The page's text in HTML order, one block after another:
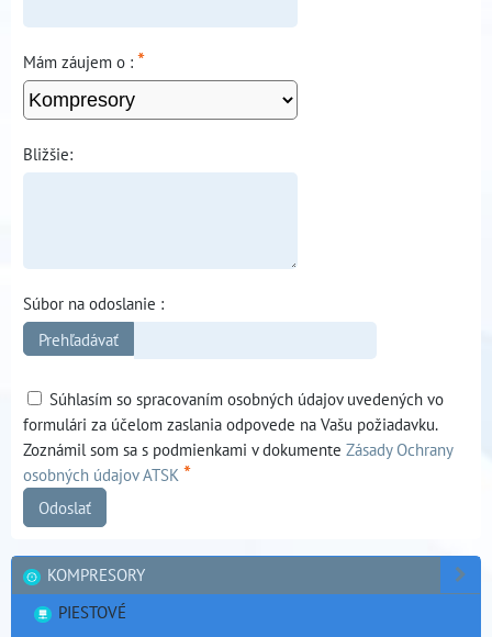
Mám záujem o : *
Bližšie:
Súbor na odoslanie :
Súhlasím so spracovaním osobných údajov uvedených vo
formulári za účelom zaslania odpovede na Vašu požiadavku.
Zoznámil som sa s podmienkami v dokumente Zásady Ochrany
osobných údajov ATSK *
Odoslať
KOMPRESORY
PIESTOVÉ